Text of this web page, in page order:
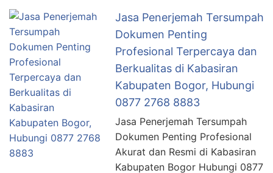
Jasa Penerjemah Tersumpah
Dokumen Penting
Profesional Terpercaya dan
Berkualitas di Kabasiran
Kabupaten Bogor, Hubungi
0877 2768 8883
Jasa Penerjemah Tersumpah
Dokumen Penting Profesional
Akurat dan Resmi di Kabasiran
Kabupaten Bogor Hubungi 0877